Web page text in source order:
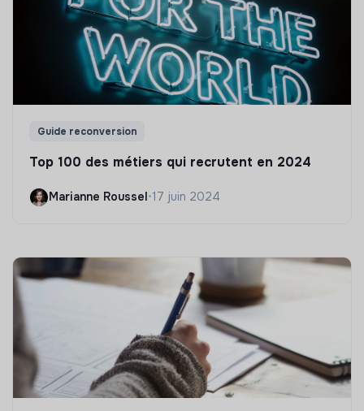
Guide reconversion
Top 100 des métiers qui recrutent en 2024
Marianne Roussel •17 juin 2024